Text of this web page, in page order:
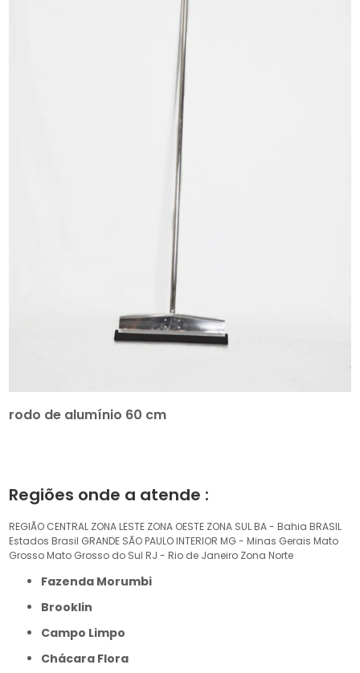
rodo de alumínio 60 cm
Regiões onde a atende :
REGIÃO CENTRAL ZONA LESTE ZONA OESTE ZONA SUL BA - Bahia BRASIL
Estados Brasil GRANDE SÃO PAULO INTERIOR MG - Minas Gerais Mato
Grosso Mato Grosso do Sul RJ - Rio de Janeiro Zona Norte
Fazenda Morumbi
Brooklin
Campo Limpo
Chácara Flora